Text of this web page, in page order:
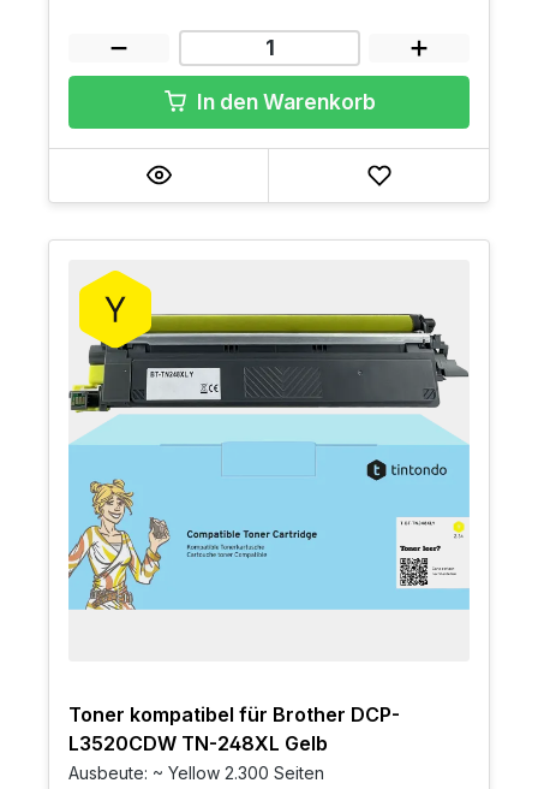
In den Warenkorb
Toner kompatibel für Brother DCP-
L3520CDW TN-248XL Gelb
Ausbeute: ~ Yellow 2.300 Seiten